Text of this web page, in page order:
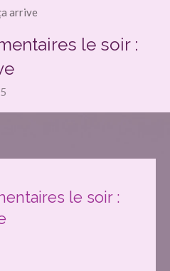
arrive
le soir :
le soir :